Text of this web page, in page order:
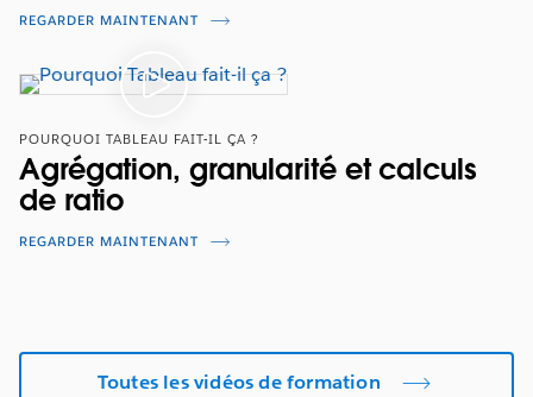
REGARDER MAINTENANT
POURQUOI TABLEAU FAIT-IL ÇA ?
Agrégation, granularité et calculs
de ratio
REGARDER MAINTENANT
Toutes les vidéos de formation